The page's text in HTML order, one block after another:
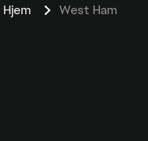
Hjem West Ham